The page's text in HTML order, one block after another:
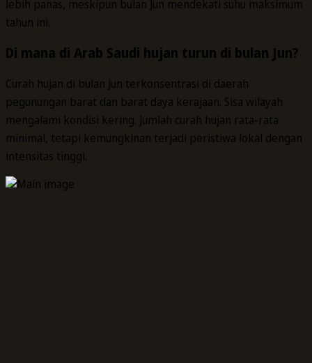
lebih panas, meskipun bulan Jun mendekati suhu maksimum
tahun ini.
Di mana di Arab Saudi hujan turun di bulan Jun?
Curah hujan di bulan Jun terkonsentrasi di daerah
pegunungan barat dan barat daya kerajaan. Sisa wilayah
mengalami kondisi kering. Jumlah curah hujan rata-rata
minimal, tetapi kemungkinan terjadi peristiwa lokal dengan
intensitas tinggi.